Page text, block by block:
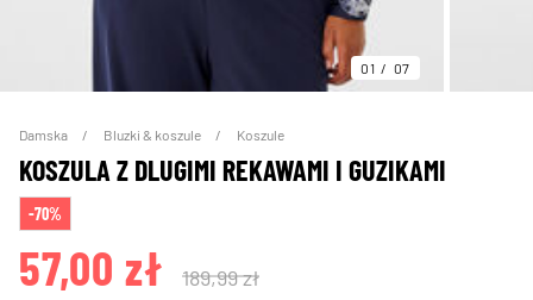
01 07
Damska Bluzki & koszule Koszule
KOSZULA Z DLUGIMI REKAWAMI I GUZIKAMI
-70%
57,00 zł 189,99 zł